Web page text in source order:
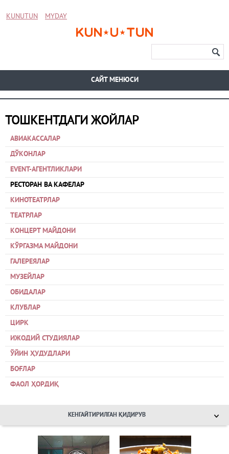
KUNUTUN MYDAY
CАЙТ МЕНЮСИ
ТОШКЕНТДАГИ ЖОЙЛАР
АВИАКАССАЛАР
ДЎКОНЛАР
EVENT-АГЕНТЛИКЛАРИ
РЕСТОРАН ВА КАФЕЛАР
КИНОТЕАТРЛАР
ТЕАТРЛАР
КОНЦЕРТ МАЙДОНИ
КЎРГАЗМА МАЙДОНИ
ГАЛЕРЕЯЛАР
МУЗЕЙЛАР
ОБИДАЛАР
КЛУБЛАР
ЦИРК
ИЖОДИЙ СТУДИЯЛАР
ЎЙИН ҲУДУДЛАРИ
БОҒЛАР
ФАОЛ ҲОРДИҚ
КЕНГАЙТИРИЛГАН ҚИДИРУВ